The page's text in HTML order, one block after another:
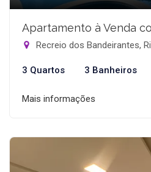
Apartamento à Venda
Recreio dos Bandeirantes,
3 Quartos 3 Banheiros
Mais informações